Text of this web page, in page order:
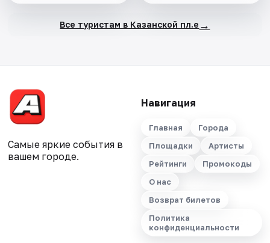
Все туристам в Казанской пл.е →
Самые яркие события в
вашем городе.
Навигация
Главная
Города
Площадки
Артисты
Рейтинги
Промокоды
О нас
Возврат билетов
Политика
конфиденциальности